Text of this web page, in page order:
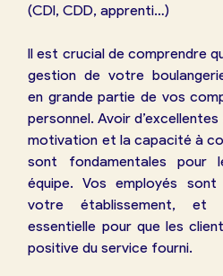
(CDI, CDD, apprenti…)
Il est crucial de comprendre
gestion de votre
en grande partie de vos
personnel. Avoir
motivation et la capacité à
sont fondamentales pour
équipe. Vos employés
votre établissement, et
essentielle pour que les
positive du service fourni.